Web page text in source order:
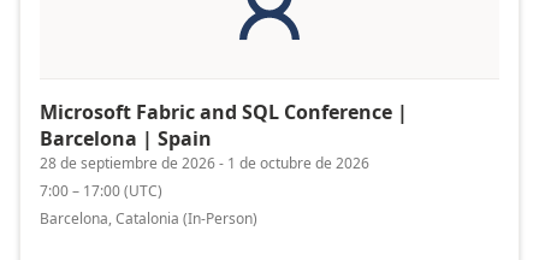
Microsoft Fabric and SQL Conference |
Barcelona | Spain
28 de septiembre de 2026 - 1 de octubre de 2026
7:00 – 17:00(UTC)
Barcelona, Catalonia (In-Person)